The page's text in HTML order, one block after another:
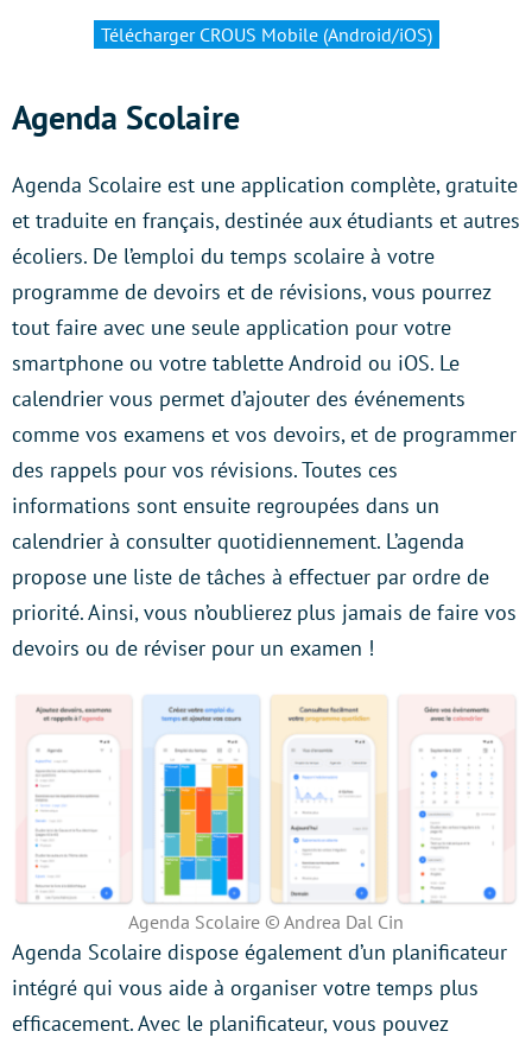
Télécharger CROUS Mobile (Android/iOS)
Agenda Scolaire
Agenda Scolaire est une application complète, gratuite
et traduite en français, destinée aux étudiants et autres
écoliers. De l’emploi du temps scolaire à votre
programme de devoirs et de révisions, vous pourrez
tout faire avec une seule application pour votre
smartphone ou votre tablette Android ou iOS. Le
calendrier vous permet d’ajouter des événements
comme vos examens et vos devoirs, et de programmer
des rappels pour vos révisions. Toutes ces
informations sont ensuite regroupées dans un
calendrier à consulter quotidiennement. L’agenda
propose une liste de tâches à effectuer par ordre de
priorité. Ainsi, vous n’oublierez plus jamais de faire vos
devoirs ou de réviser pour un examen !
Agenda Scolaire © Andrea Dal Cin
Agenda Scolaire dispose également d’un planificateur
intégré qui vous aide à organiser votre temps plus
efficacement. Avec le planificateur, vous pouvez